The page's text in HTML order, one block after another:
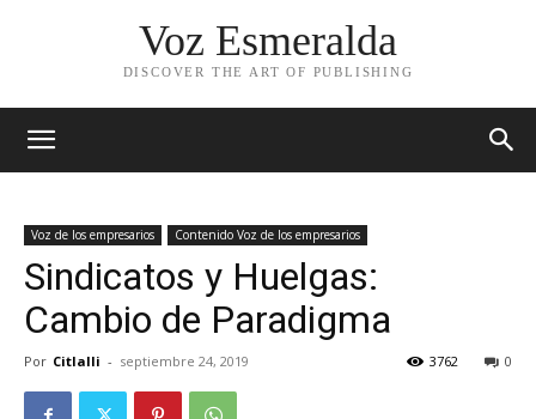
Voz Esmeralda
DISCOVER THE ART OF PUBLISHING
Voz de los empresarios Contenido Voz de los empresarios
Sindicatos y Huelgas:
Cambio de Paradigma
Por Citlalli - septiembre 24, 2019 0
3762